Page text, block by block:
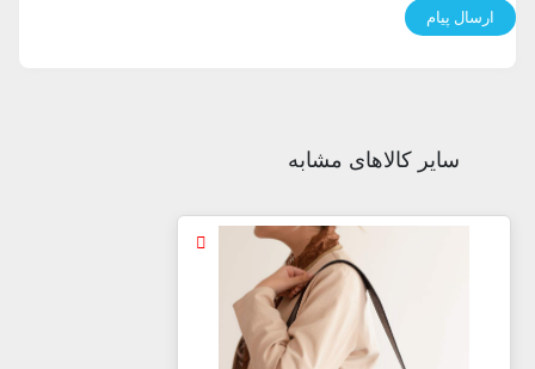
سایر کالاهای مشابه